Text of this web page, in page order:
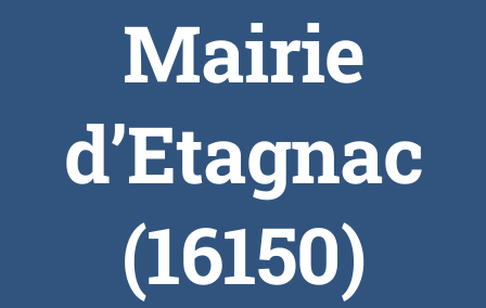
Mairie
d’Etagnac
(16150)